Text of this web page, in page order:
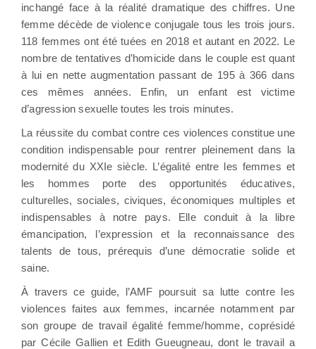
inchangé face à la réalité dramatique des chiffres. Une
femme décède de violence conjugale tous les trois jours.
118 femmes ont été tuées en 2018 et autant en 2022. Le
nombre de tentatives d’homicide dans le couple est quant
à lui en nette augmentation passant de 195 à 366 dans
ces mêmes années. Enfin, un enfant est victime
d’agression sexuelle toutes les trois minutes.
La réussite du combat contre ces violences constitue une
condition indispensable pour rentrer pleinement dans la
modernité du XXIe siècle. L’égalité entre les femmes et
les hommes porte des opportunités éducatives,
culturelles, sociales, civiques, économiques multiples et
indispensables à notre pays. Elle conduit à la libre
émancipation, l’expression et la reconnaissance des
talents de tous, prérequis d’une démocratie solide et
saine.
À travers ce guide, l’AMF poursuit sa lutte contre les
violences faites aux femmes, incarnée notamment par
son groupe de travail égalité femme/homme, coprésidé
par Cécile Gallien et Edith Gueugneau, dont le travail a